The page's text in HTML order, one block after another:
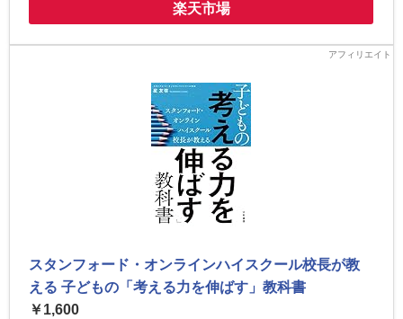
楽天市場
スタンフォード・オンラインハイスクール校長が教
える 子どもの「考える力を伸ばす」教科書
￥1,600